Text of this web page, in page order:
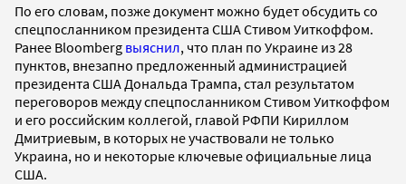
По его словам, позже документ можно будет обсудить со
спецпосланником президента США Стивом Уиткоффом.
Ранее Bloomberg выяснил, что план по Украине из 28
пунктов, внезапно предложенный администрацией
президента США Дональда Трампа, стал результатом
переговоров между спецпосланником Стивом Уиткоффом
и его российским коллегой, главой РФПИ Кириллом
Дмитриевым, в которых не участвовали не только
Украина, но и некоторые ключевые официальные лица
США.